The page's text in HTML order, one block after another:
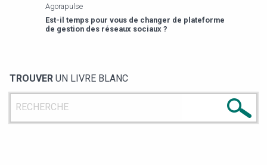
Agorapulse
Est-il temps pour vous de changer de plateforme
de gestion des réseaux sociaux ?
TROUVER UN LIVRE BLANC